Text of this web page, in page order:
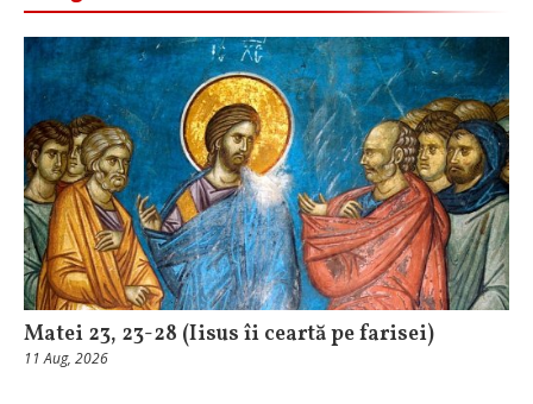
Matei 23, 23-28 (Iisus îi ceartă pe farisei)
11 Aug, 2026